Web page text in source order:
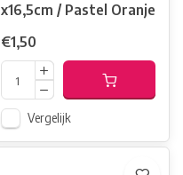
x16,5cm / Pastel Oranje
€1,50
Vergelijk